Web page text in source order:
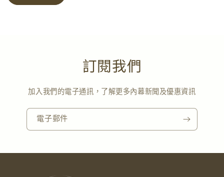
訂閱我們
加入我們的電子通訊，了解更多內幕新聞及優惠資訊
電子郵件